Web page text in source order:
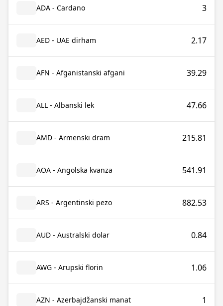
ADA - Cardano 3
AED - UAE dirham 2.17
AFN - Afganistanski afgani 39.29
ALL - Albanski lek 47.66
AMD - Armenski dram 215.81
AOA - Angolska kvanza 541.91
ARS - Argentinski pezo 882.53
AUD - Australski dolar 0.84
AWG - Arupski florin 1.06
AZN - Azerbajdžanski manat 1